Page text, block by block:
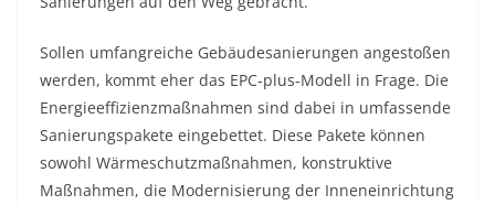
Sollen umfangreiche Gebäudesanierungen angestoßen
werden, kommt eher das EPC-plus-Modell in Frage. Die
Energieeffizienzmaßnahmen sind dabei in umfassende
Sanierungspakete eingebettet. Diese Pakete können
sowohl Wärmeschutzmaßnahmen, konstruktive
Maßnahmen, die Modernisierung der Inneneinrichtung